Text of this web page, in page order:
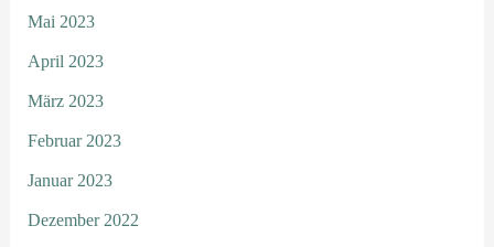
Mai 2023
April 2023
März 2023
Februar 2023
Januar 2023
Dezember 2022